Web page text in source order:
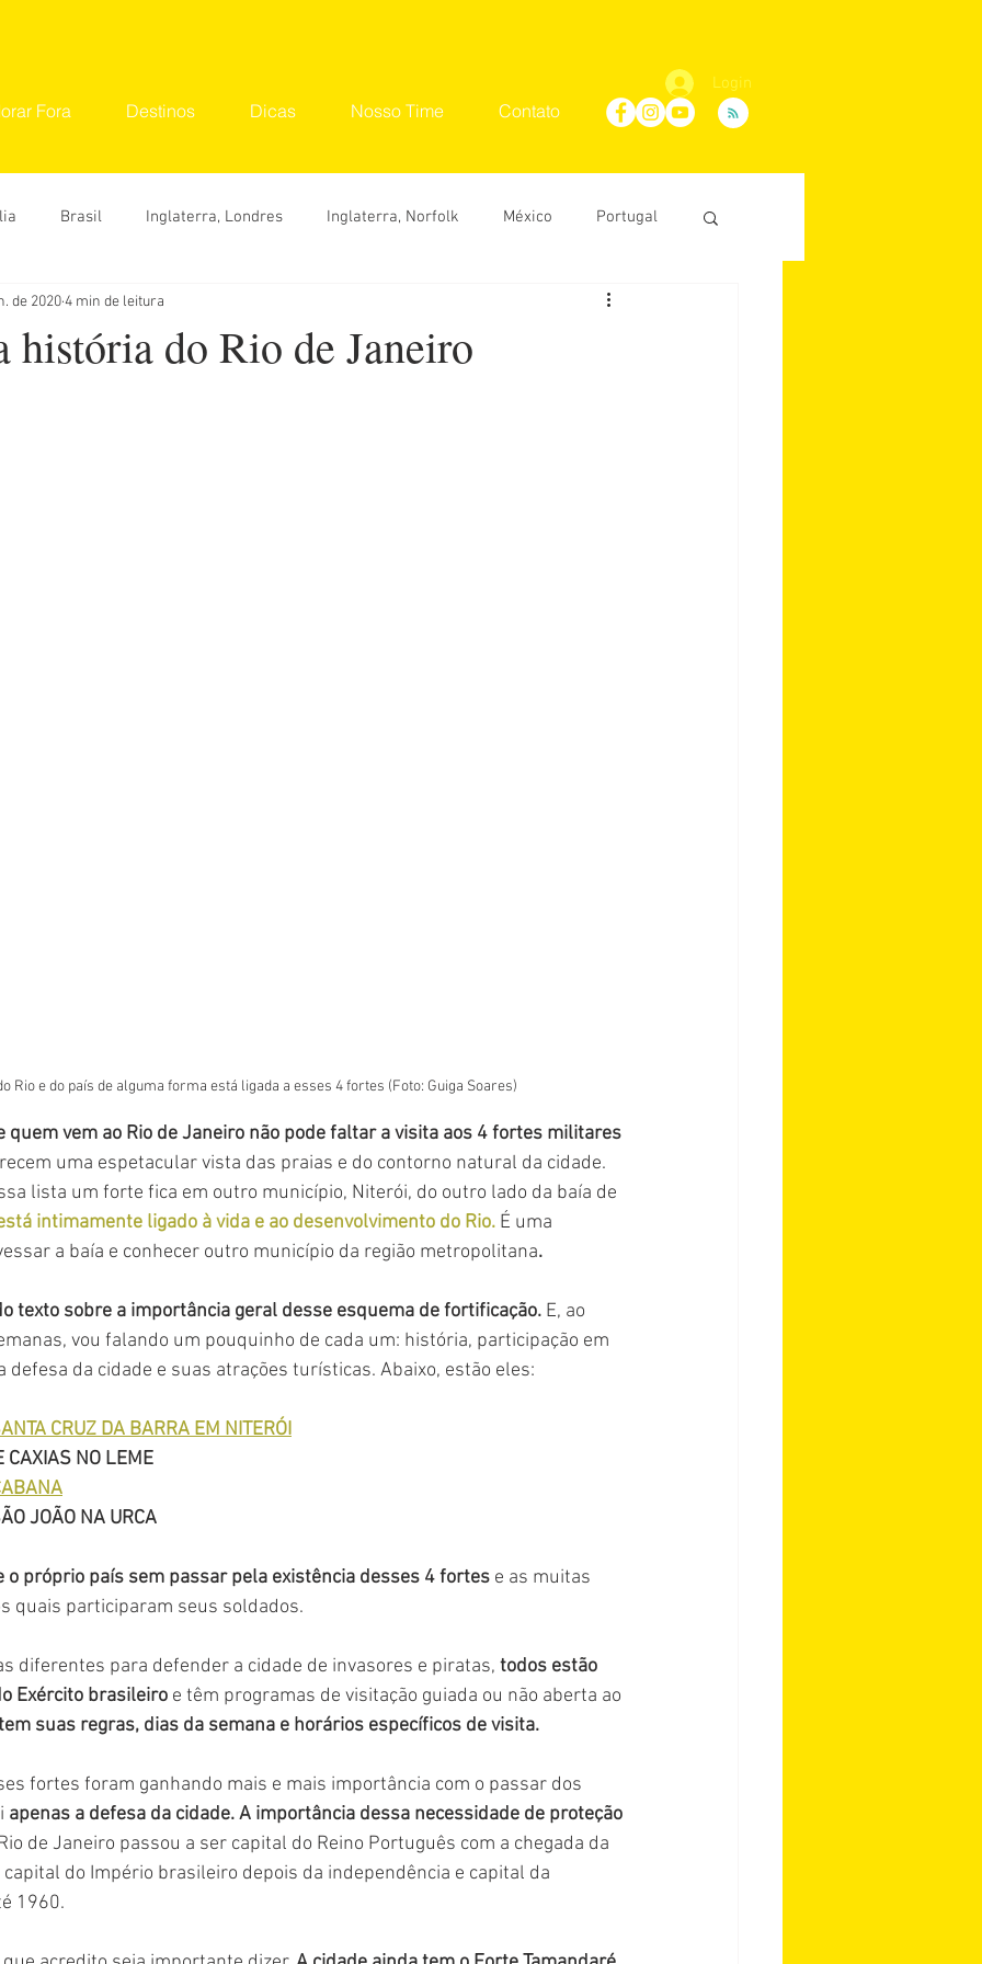
Fora Destinos Dicas Nosso Time Contato
Login
Brasil Inglaterra, Londres Inglaterra, Norfolk México Portugal
Seu Lugar
história do Rio de Janeiro
de 20204 min de leitura
Rio e do país de alguma forma está ligada a esses 4 fortes (Foto: Guiga Soares)
quem vem ao Rio de Janeiro não pode faltar a visita aos 4 fortes militares
uma espetacular vista das praias e do contorno natural da cidade.
lista um forte fica em outro município, Niterói, do outro lado da baía de
intimamente ligado à vida e ao desenvolvimento do Rio. É uma
a baía e conhecer outro município da região metropolitana.
texto sobre a importância geral desse esquema de fortificação. E, ao
vou falando um pouquinho de cada um: história, participação em
defesa da cidade e suas atrações turísticas. Abaixo, estão eles:
CRUZ DA BARRA EM NITERÓI
CAXIAS NO LEME
JOÃO NA URCA
o próprio país sem passar pela existência desses 4 fortes e as muitas
quais participaram seus soldados.
diferentes para defender a cidade de invasores e piratas, todos estão
Exército brasileiro e têm programas de visitação guiada ou não aberta ao
suas regras, dias da semana e horários específicos de visita.
fortes foram ganhando mais e mais importância com o passar dos
apenas a defesa da cidade. A importância dessa necessidade de proteção
de Janeiro passou a ser capital do Reino Português com a chegada da
do Império brasileiro depois da independência e capital da
1960.